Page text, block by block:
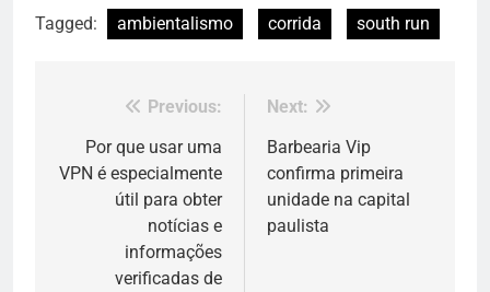
Tagged: ambientalismo corrida south run
Navegação
Previous:
Por que usar uma
VPN é especialmente
útil para obter
notícias e
informações
verificadas de
Next:
Barbearia Vip
confirma primeira
unidade na capital
paulista